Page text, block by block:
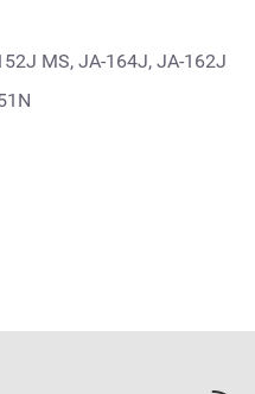
MS, JA-164J, JA-162J